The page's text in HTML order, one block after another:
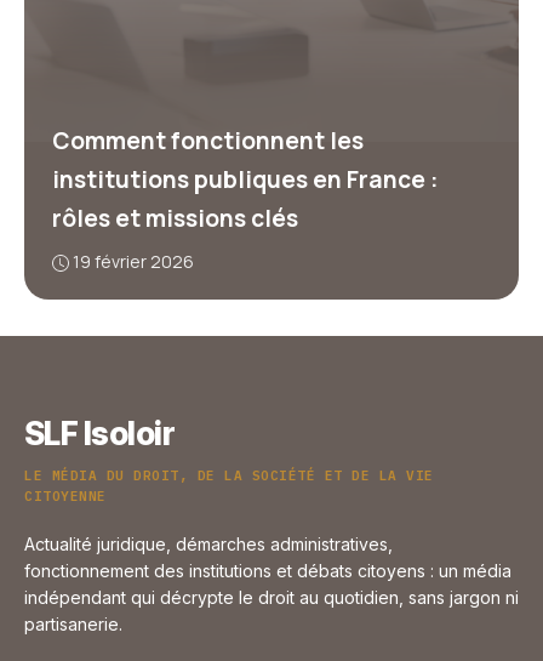
Comment fonctionnent les
institutions publiques en France :
rôles et missions clés
19 février 2026
SLF Isoloir
LE MÉDIA DU DROIT, DE LA SOCIÉTÉ ET DE LA VIE
CITOYENNE
Actualité juridique, démarches administratives,
fonctionnement des institutions et débats citoyens : un média
indépendant qui décrypte le droit au quotidien, sans jargon ni
partisanerie.